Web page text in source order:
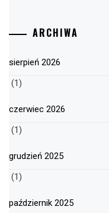
ARCHIWA
sierpień 2026
(1)
czerwiec 2026
(1)
grudzień 2025
(1)
październik 2025